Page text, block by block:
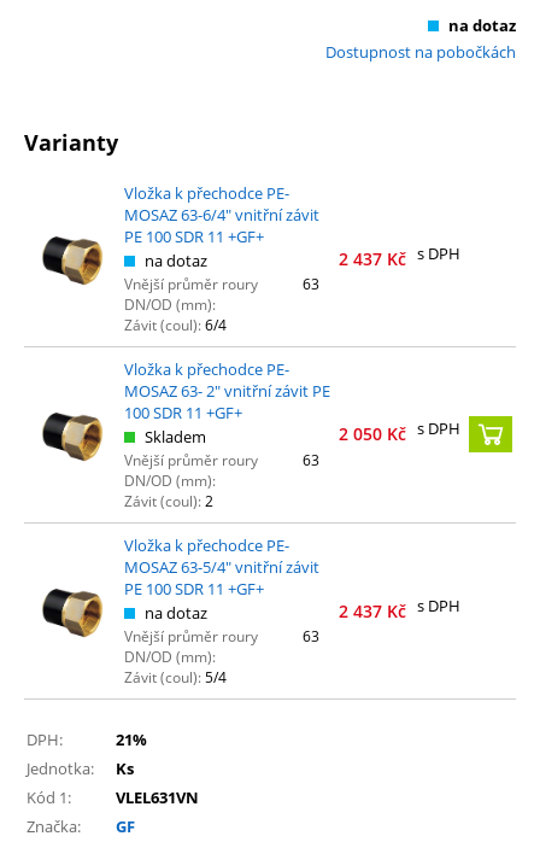
na dotaz
Dostupnost na pobočkách
Varianty
Vložka k přechodce PE-
MOSAZ 63-6/4" vnitřní závit
PE 100 SDR 11 +GF+
na dotaz
Vnější průměr roury
DN/OD (mm):
63
Závit (coul):6/4
2 437 Kč s DPH
Vložka k přechodce PE-
MOSAZ 63- 2" vnitřní závit PE
100 SDR 11 +GF+
Skladem
Vnější průměr roury
DN/OD (mm):
63
Závit (coul):2
2 050 Kč s DPH
Vložka k přechodce PE-
MOSAZ 63-5/4" vnitřní závit
PE 100 SDR 11 +GF+
na dotaz
Vnější průměr roury
DN/OD (mm):
63
Závit (coul):5/4
2 437 Kč s DPH
DPH:
21%
Jednotka:
Ks
Kód 1:
VLEL631VN
Značka:
GF